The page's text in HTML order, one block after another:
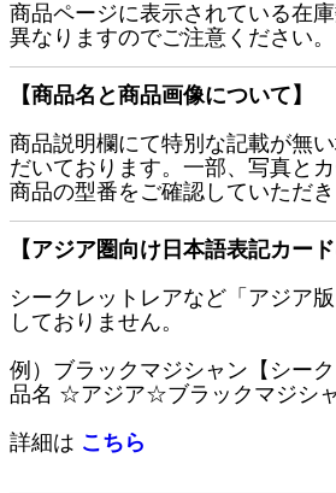
商品ページに表示されている在
異なりますのでご注意ください。
【商品名と商品画像について】
商品説明欄にて特別な記載が無
だいております。一部、写真と
商品の型番をご確認していただ
【アジア圏向け日本語表記カード
シークレットレアなど「アジア
しておりません。
例）ブラックマジシャン【シー
品名 ☆アジア☆ブラックマジシ
詳細は こちら